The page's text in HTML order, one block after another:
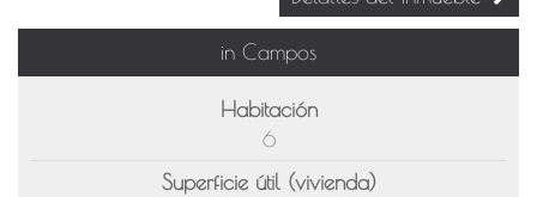
in Campos
Habitación
6
Superficie útil (vivienda)